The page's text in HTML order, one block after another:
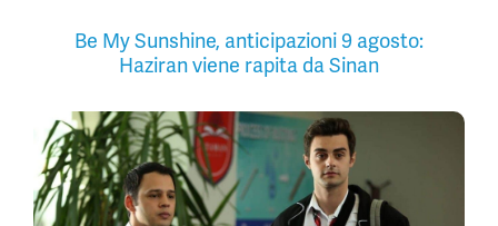
Be My Sunshine, anticipazioni 9 agosto:
Haziran viene rapita da Sinan